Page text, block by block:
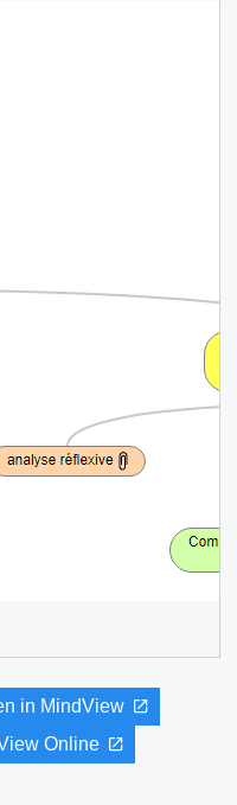
in MindView
Online